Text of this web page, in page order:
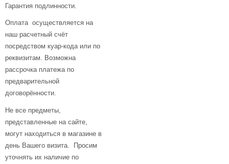
Гарантия подлинности.
Оплата осуществляется на
наш расчетный счёт
посредством куар-кода или по
реквизитам. Возможна
рассрочка платежа по
предварительной
договорённости.
Не все предметы,
представленные на сайте,
могут находиться в магазине в
день Вашего визита. Просим
уточнять их наличие по